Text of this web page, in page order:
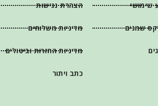
שימושי
שמנים
הצהרת נגישות
מדיניות משלוחים
מדיניות החזרות וביטולים
כתב ויתור